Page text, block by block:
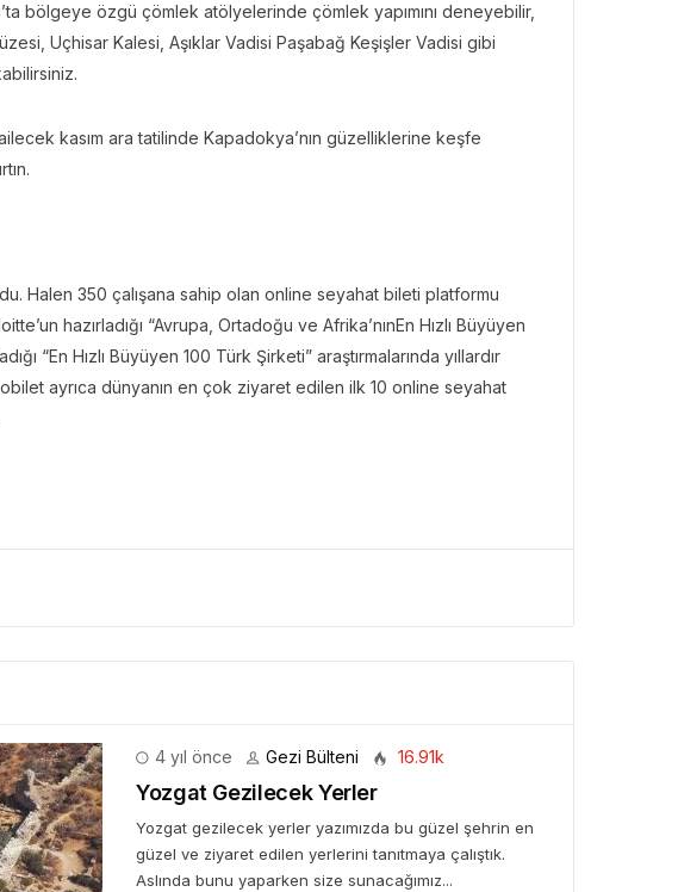
bölgeye özgü çömlek atölyelerinde çömlek yapımını deneyebilir,
Uçhisar Kalesi, Aşıklar Vadisi Paşabağ Keşişler Vadisi gibi
kasım ara tatilinde Kapadokya’nın güzelliklerine keşfe
Halen 350 çalışana sahip olan online seyahat bileti platformu
hazırladığı “Avrupa, Ortadoğu ve Afrika’nınEn Hızlı Büyüyen
“En Hızlı Büyüyen 100 Türk Şirketi” araştırmalarında yıllardır
ayrıca dünyanın en çok ziyaret edilen ilk 10 online seyahat
4 yıl önce Gezi Bülteni 16.91k
Yozgat Gezilecek Yerler
Yozgat gezilecek yerler yazımızda bu güzel şehrin en
güzel ve ziyaret edilen yerlerini tanıtmaya çalıştık.
Aslında bunu yaparken size sunacağımız...